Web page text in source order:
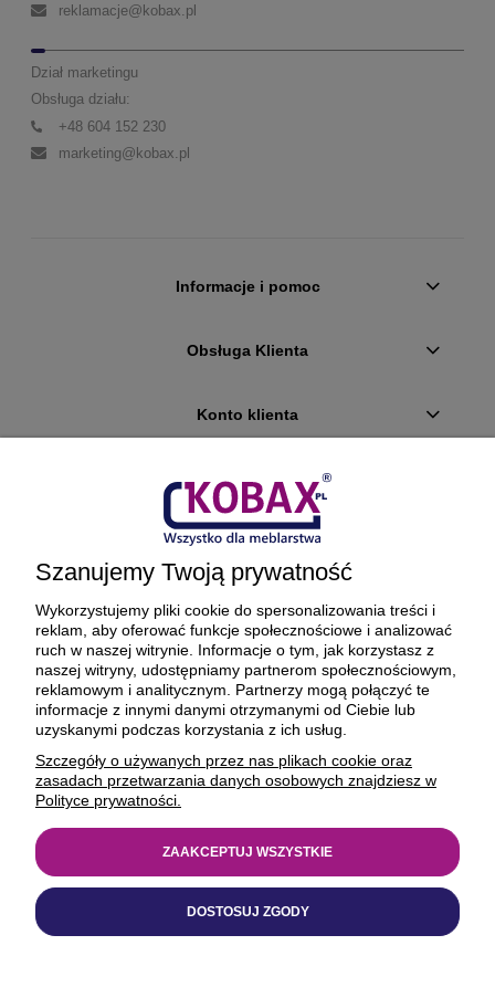
reklamacje@kobax.pl
Dział marketingu
Obsługa działu:
+48 604 152 230
marketing@kobax.pl
Informacje i pomoc
Obsługa Klienta
Konto klienta
Płatności i dostawa
Ciekawostki
O firmie
BEZPIECZNE PŁATNOŚCI ORAZ DOSTAWA
Realizacja
https://xeniadesign.pl/| Sklep
Szanujemy Twoją prywatność
Wykorzystujemy pliki cookie do spersonalizowania treści i
reklam, aby oferować funkcje społecznościowe i analizować
ruch w naszej witrynie. Informacje o tym, jak korzystasz z
naszej witryny, udostępniamy partnerom społecznościowym,
reklamowym i analitycznym. Partnerzy mogą połączyć te
informacje z innymi danymi otrzymanymi od Ciebie lub
uzyskanymi podczas korzystania z ich usług.
Szczegóły o używanych przez nas plikach cookie oraz
zasadach przetwarzania danych osobowych znajdziesz w
Polityce prywatności.
DOSTOSUJ ZGODY
ZAAKCEPTUJ WSZYSTKIE